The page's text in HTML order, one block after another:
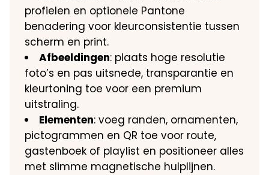
profielen en optionele Pantone
benadering voor kleurconsistentie tussen
scherm en print.
Afbeeldingen: plaats hoge resolutie
foto’s en pas uitsnede, transparantie en
kleurtoning toe voor een premium
uitstraling.
Elementen: voeg randen, ornamenten,
pictogrammen en QR toe voor route,
gastenboek of playlist en positioneer alles
met slimme magnetische hulplijnen.